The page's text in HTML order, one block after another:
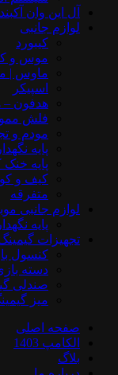
آل این وان آکبند
لوازم جانبی
کیبورد
موس و
ماوس |
اسپیکر
هدفون
فلش
مودم و
پایه
پایه خنک
کیف و
متفرقه
لوازم جانبی
پایه
تجهیزات
کنسول
دسته
صندلی
میز
صفحه اصلی
الکامپ 1403
بلاگ